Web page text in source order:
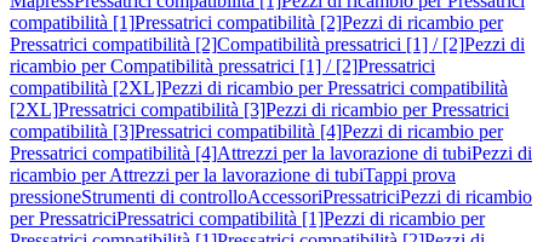
compatibilità [1]Pressatrici compatibilità [2]Pezzi di ricambio per
Pressatrici compatibilità [2]Compatibilità pressatrici [1] / [2]Pezzi di
ricambio per Compatibilità pressatrici [1] / [2]Pressatrici
compatibilità [2XL]Pezzi di ricambio per Pressatrici compatibilità
[2XL]Pressatrici compatibilità [3]Pezzi di ricambio per Pressatrici
compatibilità [3]Pressatrici compatibilità [4]Pezzi di ricambio per
Pressatrici compatibilità [4]Attrezzi per la lavorazione di tubiPezzi di
ricambio per Attrezzi per la lavorazione di tubiTappi prova
pressioneStrumenti di controlloAccessoriPressatriciPezzi di ricambio
per PressatriciPressatrici compatibilità [1]Pezzi di ricambio per